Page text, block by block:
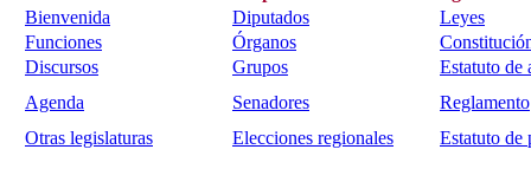
Bienvenida
Diputados
Leyes
Funciones
Órganos
Discursos
Grupos
Estatuto de
Agenda
Senadores
Reglamento
Otras legislaturas
Elecciones regionales Estatuto de